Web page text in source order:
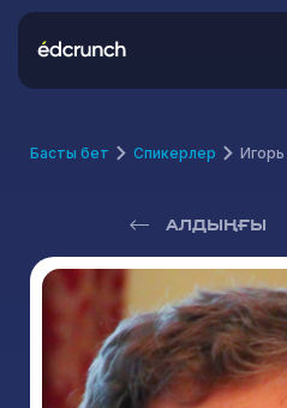
Басты бет Спикерлер
АЛДЫҢҒЫ